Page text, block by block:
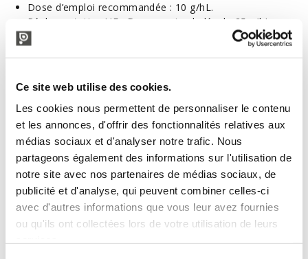
Ce site web utilise des cookies.
Les cookies nous permettent de personnaliser le contenu
et les annonces, d'offrir des fonctionnalités relatives aux
médias sociaux et d'analyser notre trafic. Nous
partageons également des informations sur l'utilisation de
notre site avec nos partenaires de médias sociaux, de
publicité et d'analyse, qui peuvent combiner celles-ci
avec d'autres informations que vous leur avez fournies
ou qu'ils ont collectées lors de votre utilisation de leurs
Dose d’emploi recommandée : 10 g/hL.
Réglementation UE : Dose maximale légale 25 g/hL.
Mise en œuvre:
un récipient propre et inerte.
(maintenir la température du vin stable et supérieure à
10°C durant le traitement).
Soutirage possible dès le 8ème jour
Reccomandation de conservation:
Conserver hors sol dans l’emballage d’origine non ouvert
à température modérée dans des locaux secs non
susceptibles de communiquer des odeurs.
DLUO : 3 ans.